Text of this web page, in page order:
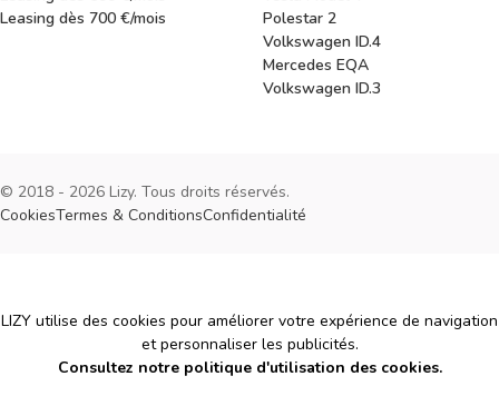
Leasing dès 700 €/mois
Polestar 2
Volkswagen ID.4
Mercedes EQA
Volkswagen ID.3
© 2018 - 2026 Lizy. Tous droits réservés.
CookiesTermes & ConditionsConfidentialité
Cookies
LIZY utilise des cookies pour améliorer votre expérience de navigation
et personnaliser les publicités.
Consultez notre politique d'utilisation des cookies.